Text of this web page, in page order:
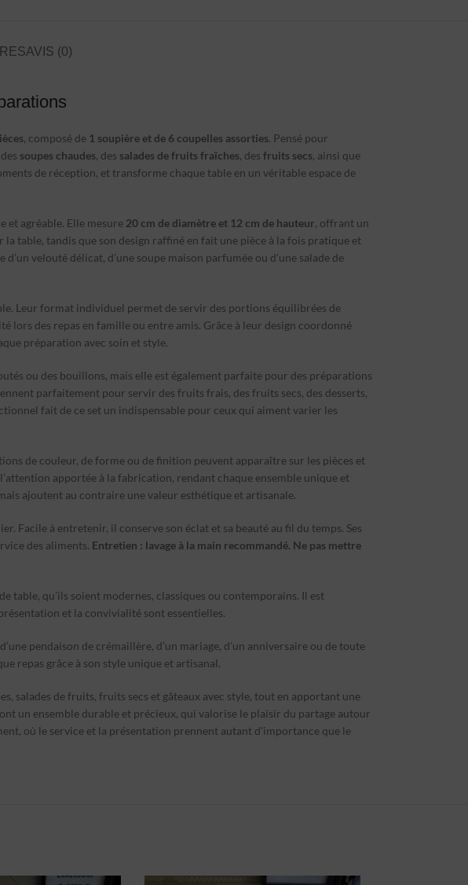
AVIS (0)
, composé de 1 soupière et de 6 coupelles assorties. Pensé pour
soupes chaudes, des salades de fruits fraîches, des fruits secs, ainsi que
de réception, et transforme chaque table en un véritable espace de
et agréable. Elle mesure 20 cm de diamètre et 12 cm de hauteur, offrant un
table, tandis que son design raffiné en fait une pièce à la fois pratique et
velouté délicat, d’une soupe maison parfumée ou d’une salade de
Leur format individuel permet de servir des portions équilibrées de
lors des repas en famille ou entre amis. Grâce à leur design coordonné
préparation avec soin et style.
ou des bouillons, mais elle est également parfaite pour des préparations
parfaitement pour servir des fruits frais, des fruits secs, des desserts,
fait de ce set un indispensable pour ceux qui aiment varier les
de couleur, de forme ou de finition peuvent apparaître sur les pièces et
apportée à la fabrication, rendant chaque ensemble unique et
ajoutent au contraire une valeur esthétique et artisanale.
Facile à entretenir, il conserve son éclat et sa beauté au fil du temps. Ses
des aliments. Entretien : lavage à la main recommandé. Ne pas mettre
table, qu’ils soient modernes, classiques ou contemporains. Il est
et la convivialité sont essentielles.
pendaison de crémaillère, d’un mariage, d’un anniversaire ou de toute
repas grâce à son style unique et artisanal.
salades de fruits, fruits secs et gâteaux avec style, tout en apportant une
un ensemble durable et précieux, qui valorise le plaisir du partage autour
où le service et la présentation prennent autant d’importance que le